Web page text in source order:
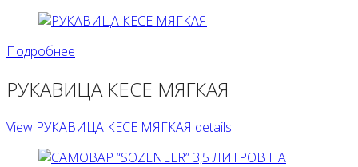
Подробнее
РУКАВИЦА КЕСЕ МЯГКАЯ
View РУКАВИЦА КЕСЕ МЯГКАЯ details